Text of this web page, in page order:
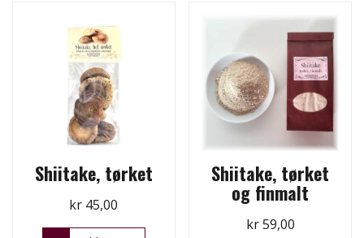
Shiitake, tørket
kr 45,00
Shiitake, tørket
og finmalt
kr59,00